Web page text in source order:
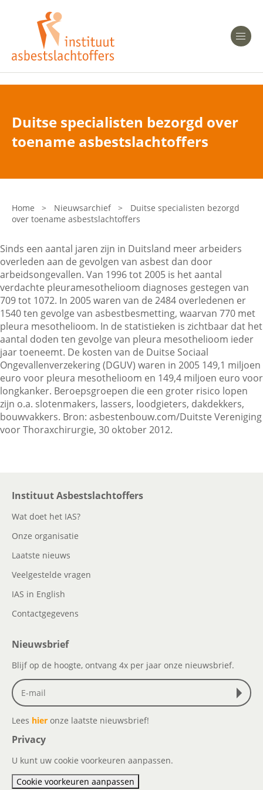
Heeft u Mesothelioom?
Heeft u Asbestose?
Bent u arts?
Asbest en Gezondheid
Laatste nieuws
Onze organisatie
Veelgestelde vragen
Contactgegevens
Zoeken
Duitse specialisten bezorgd over
toename asbestslachtoffers
Home > Nieuwsarchief >
Duitse specialisten bezorgd
over toename asbestslachtoffers
Sinds een aantal jaren zijn in Duitsland meer arbeiders
overleden aan de gevolgen van asbest dan door
arbeidsongevallen. Van 1996 tot 2005 is het aantal
verdachte pleuramesothelioom diagnoses gestegen van
709 tot 1072. In 2005 waren van de 2484 overledenen er
1540 ten gevolge van asbestbesmetting, waarvan 770 met
pleura mesothelioom. In de statistieken is zichtbaar dat het
aantal doden ten gevolge van pleura mesothelioom ieder
jaar toeneemt. De kosten van de Duitse Sociaal
Ongevallenverzekering (DGUV) waren in 2005 149,1 miljoen
euro voor pleura mesothelioom en 149,4 miljoen euro voor
longkanker. Beroepsgroepen die een groter risico lopen
zijn o.a. slotenmakers, lassers, loodgieters, dakdekkers,
bouwvakkers. Bron: asbestenbouw.com/Duitste Vereniging
voor Thoraxchirurgie, 30 oktober 2012.
Instituut Asbestslachtoffers
Wat doet het IAS?
Onze organisatie
Laatste nieuws
Veelgestelde vragen
IAS in English
Contactgegevens
Nieuwsbrief
Blijf op de hoogte, ontvang 4x per jaar onze nieuwsbrief.
Lees hier onze laatste nieuwsbrief!
Privacy
U kunt uw cookie voorkeuren aanpassen.
Cookie voorkeuren aanpassen